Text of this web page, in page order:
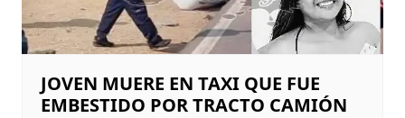
JOVEN MUERE EN TAXI QUE FUE
EMBESTIDO POR TRACTO CAMIÓN